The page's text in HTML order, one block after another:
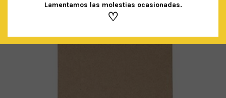
Lamentamos las molestias ocasionadas.
♡